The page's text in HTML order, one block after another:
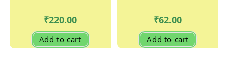
₹220.00
Add to cart
₹62.00
Add to cart